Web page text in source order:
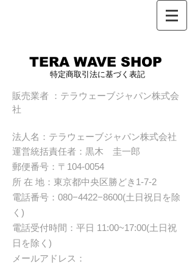
TERA WAVE SHOP
特定商取引法に基づく表記
販売業者 ：テラウェーブジャパン株式会
社
​法人名：テラウェーブジャパン株式会社
運営統括責任者：​黒木 圭一郎
郵便番号：〒​104-0054
所 在 地： 東京都中央区勝どき1-7-2
電話番号 ：080−4422−8600(土日祝日を除
く)
電話受付時間：平日 11:00~17:00(土日祝
日を除く)
メールアドレス：